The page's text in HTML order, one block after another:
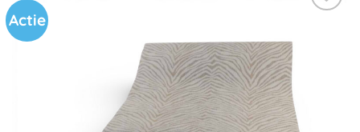
Actie
verlanglijst